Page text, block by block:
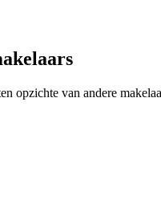
opzichte van andere